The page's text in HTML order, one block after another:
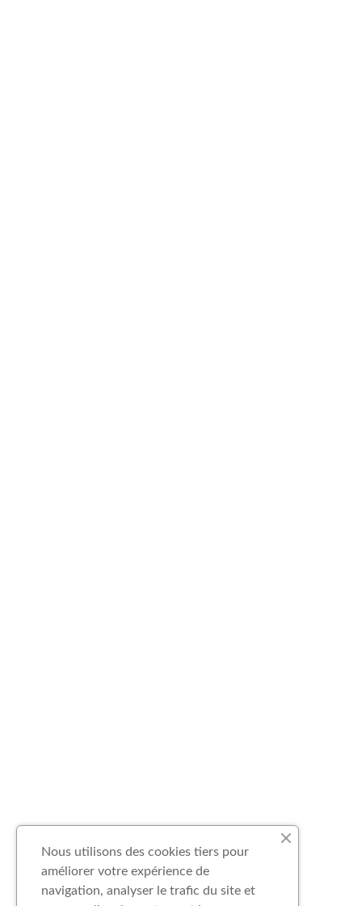
Nous utilisons des cookies tiers pour
améliorer votre expérience de
navigation, analyser le trafic du site et